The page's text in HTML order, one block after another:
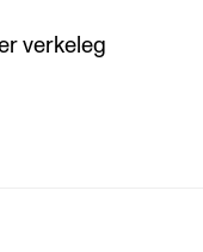
verkeleg